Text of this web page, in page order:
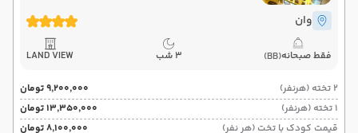
وان
فقط صبحانه(BB) 3 شب LAND VIEW
2 تخته (هرنفر)
۹٬۲۰۰٬۰۰۰ تومان
1 تخته (هرنفر)
۱۳٬۳۵۰٬۰۰۰ تومان
قیمت کودک با تخت (هر نفر)
۸٬۱۰۰٬۰۰۰ تومان